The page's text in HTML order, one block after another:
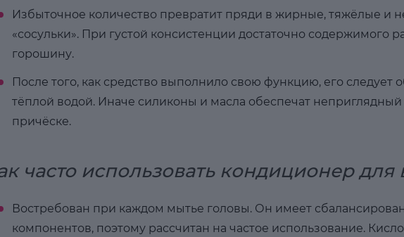
Избыточное количество превратит пряди в жирные, тяжёлые и
«сосульки». При густой консистенции достаточно содержимого
горошину.
После того, как средство выполнило свою функцию, его следует
тёплой водой. Иначе силиконы и масла обеспечат
причёске.
часто использовать кондиционер для
Востребован при каждом мытье головы. Он имеет
компонентов, поэтому рассчитан на частое использование.